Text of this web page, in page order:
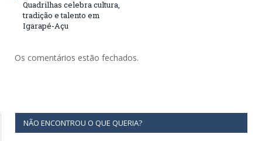
Quadrilhas celebra cultura,
tradição e talento em
Igarapé-Açu
Os comentários estão fechados.
NÃO ENCONTROU O QUE QUERIA?